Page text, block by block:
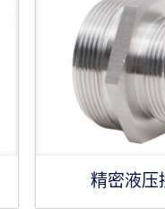
精密液压